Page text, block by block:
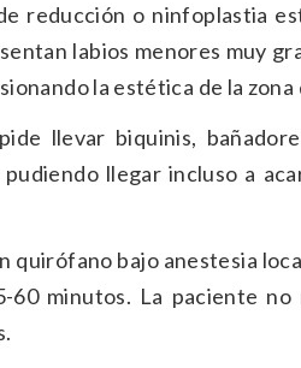
reducción o ninfoplastia
labios menores muy
la estética de la zona
llevar biquinis,
llegar incluso a
quirófano bajo anestesia
minutos. La paciente